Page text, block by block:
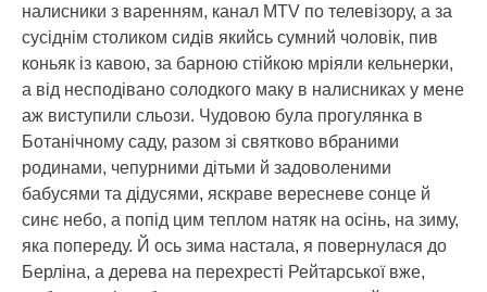
налисники з варенням, канал MTV по телевізору, а за
сусіднім столиком сидів якийсь сумний чоловік, пив
коньяк із кавою, за барною стійкою мріяли кельнерки,
а від несподівано солодкого маку в налисниках у мене
аж виступили сльози. Чудовою була прогулянка в
Ботанічному саду, разом зі святково вбраними
родинами, чепурними дітьми й задоволеними
бабусями та дідусями, яскраве вересневе сонце й
синє небо, а попід цим теплом натяк на осінь, на зиму,
яка попереду. Й ось зима настала, я повернулася до
Берліна, а дерева на перехресті Рейтарської вже,